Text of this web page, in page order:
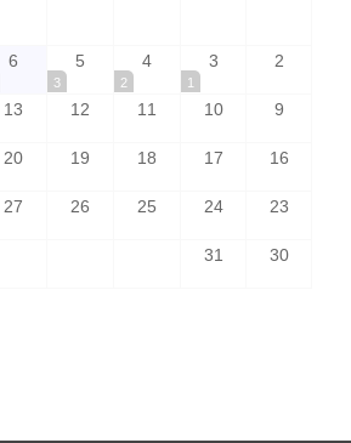
2
3
1
4
2
5
3
6
9
10
11
12
13
16
17
18
19
20
23
24
25
26
27
30
31